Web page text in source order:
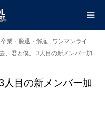
業・脱退・解雇 , ワンマンライ
、君と僕。 3人目の新メンバー加
人目の新メンバー加